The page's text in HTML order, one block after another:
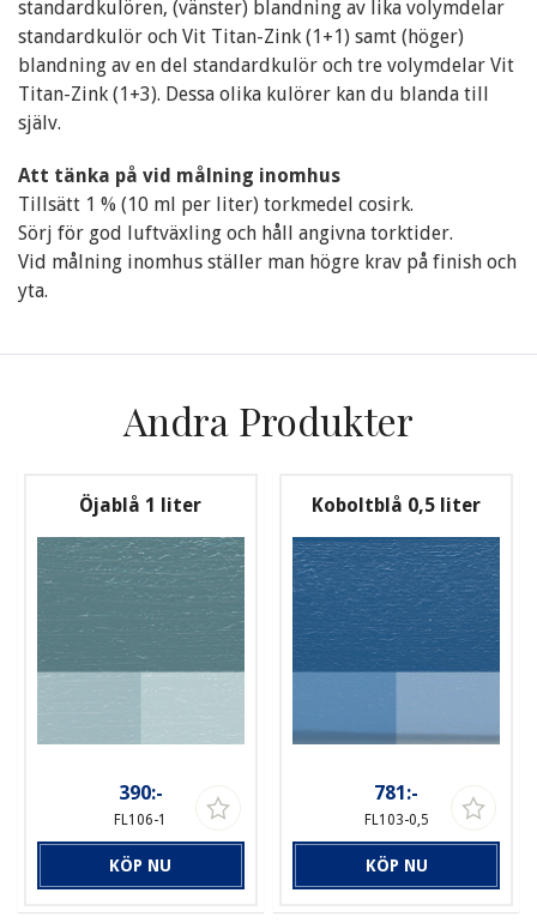
standardkulören, (vänster) blandning av lika volymdelar
standardkulör och Vit Titan-Zink (1+1) samt (höger)
blandning av en del standardkulör och tre volymdelar Vit
Titan-Zink (1+3). Dessa olika kulörer kan du blanda till
själv.
Att tänka på vid målning inomhus
Tillsätt 1 % (10 ml per liter) torkmedel cosirk.
Sörj för god luftväxling och håll angivna torktider.
Vid målning inomhus ställer man högre krav på finish och
yta.
Andra Produkter
Öjablå 1 liter
390:-
FL106-1
KÖP NU
Koboltblå 0,5 liter
781:-
FL103-0,5
KÖP NU